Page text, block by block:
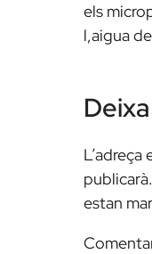
els
l,aigua
publicarà.
estan